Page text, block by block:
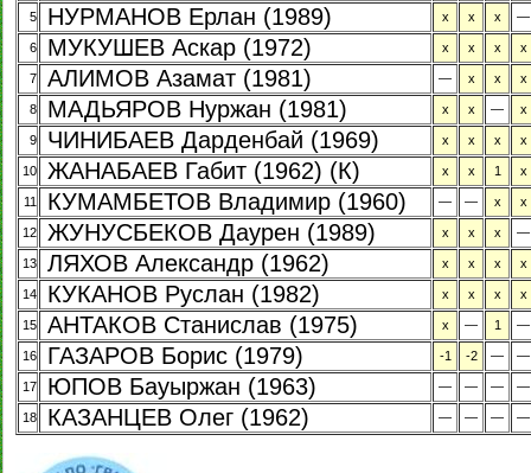
5 НУРМАНОВ Ерлан (1989) х х х —
6 МУКУШЕВ Аскар (1972) х х х х
7 АЛИМОВ Азамат (1981) — х х х
8 МАДЬЯРОВ Нуржан (1981) х х — х
9 ЧИНИБАЕВ Дарденбай (1969) х х х х
10 ЖАНАБАЕВ Габит (1962) (К) х х 1 х
11 КУМАМБЕТОВ Владимир (1960) — — х х
12 ЖУНУСБЕКОВ Даурен (1989) х х х —
13 ЛЯХОВ Александр (1962) х х х х
14 КУКАНОВ Руслан (1982) х х х х
15 АНТАКОВ Станислав (1975) х — 1 —
16 ГАЗАРОВ Борис (1979) -1 -2 — —
17 ЮПОВ Бауыржан (1963) — — — —
18 КАЗАНЦЕВ Олег (1962) — — — —